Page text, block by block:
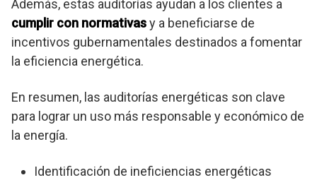
Además, estas auditorías ayudan a los clientes a
cumplir con normativasy a beneficiarse de
incentivos gubernamentales destinados a fomentar
la eficiencia energética.
En resumen, las auditorías energéticas son clave
para lograr un uso más responsable y económico de
la energía.
Identificación de ineficiencias energéticas